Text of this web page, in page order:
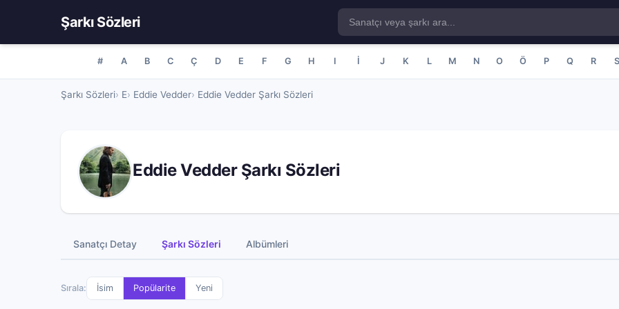
Şarkı Sözleri
# A B C Ç D E F G H I İ J K L M N O Ö P Q R S
Şarkı Sözleri E Eddie Vedder Eddie Vedder Şarkı Sözleri
Eddie Vedder Şarkı Sözleri
Sanatçı Detay Şarkı Sözleri Albümleri
Sırala: İsim Popülarite Yeni